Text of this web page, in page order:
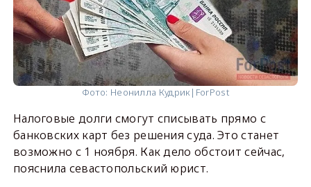
Фото: Неонилла Кудрик|ForPost
Налоговые долги смогут списывать прямо с
банковских карт без решения суда. Это станет
возможно с 1 ноября. Как дело обстоит сейчас,
пояснила севастопольский юрист.